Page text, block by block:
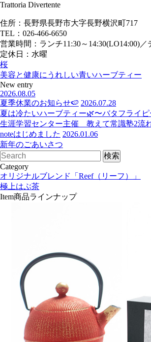
Trattoria Divertente
住所：長野県長野市大字長野横沢町717
TEL：026-466-6650
営業時間：ランチ11:30～14:30(LO14:00)
定休日：水曜
桜
美容と健康にうれしい青いハーブティー
New entry
2026.08.05
夏季休業のお知らせ🍉 2026.07.28
夏は冷たいハーブティー🌿〜バタフライ
生涯学習センター主催 教えて常識塾2流
noteはじめました 2026.01.06
新年のごあいさつ
Category
オリジナルブレンド「Reef（リーフ）」
極上はぶ茶
Item商品ラインナップ